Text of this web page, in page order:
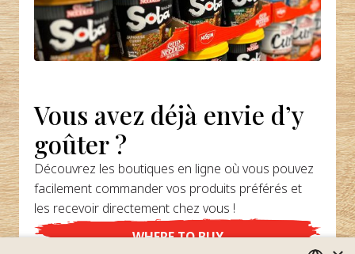
Vous avez déjà envie d’y
goûter ?
Découvrez les boutiques en ligne où vous pouvez
facilement commander vos produits préférés et
les recevoir directement chez vous !
WHERE TO BUY